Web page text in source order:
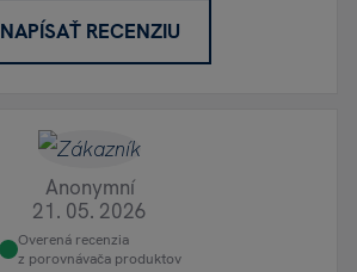
NAPÍSAŤ RECENZIU
Anonymní
21. 05. 2026
Overená recenzia
z porovnávača produktov